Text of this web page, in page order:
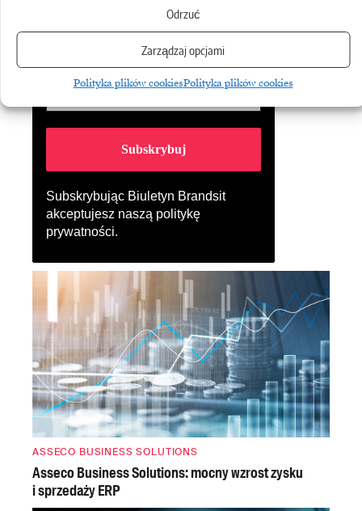
Odrzuć
Zarządzaj opcjami
Polityka plików cookiesPolityka plików cookies
Subskrybując Biuletyn Brandsit
akceptujesz naszą politykę
prywatności.
ASSECO BUSINESS SOLUTIONS
Asseco Business Solutions: mocny wzrost zysku
i sprzedaży ERP